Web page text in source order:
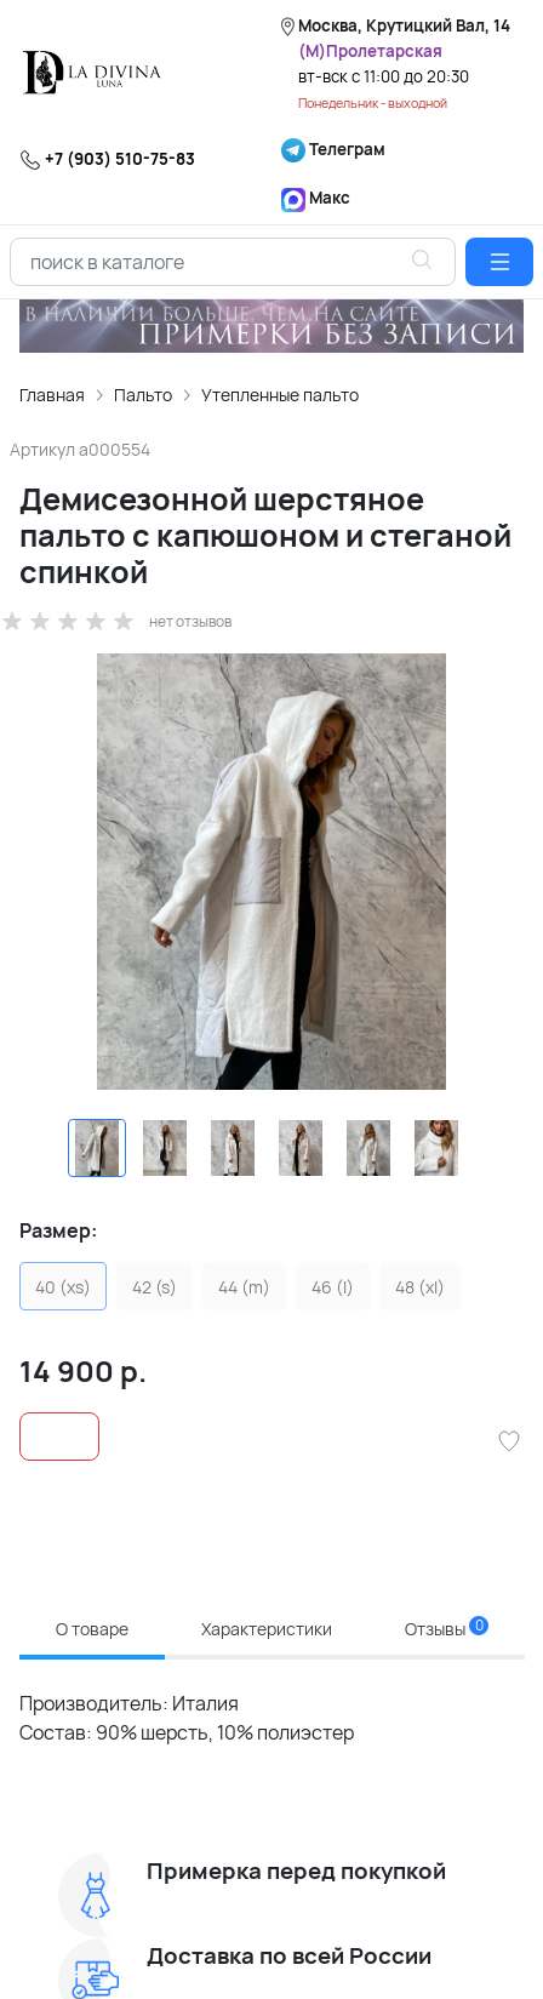
Москва, Крутицкий Вал, 14
(М)Пролетарская
вт-вск с 11:00 до 20:30
Понедельник - выходной
+7 (903) 510-75-83 Телеграм
Макс
Главная Пальто Утепленные пальто
Артикул a000554
Демисезонной шерстяное
пальто с капюшоном и стеганой
спинкой
нет отзывов
Размер:
40 (xs) 42 (s) 44 (m) 46 (l) 48 (xl)
14 900 р.
О товаре Характеристики Отзывы 0
Производитель: Италия
Состав: 90% шерсть, 10% полиэстер
Примерка перед покупкой
Доставка по всей России